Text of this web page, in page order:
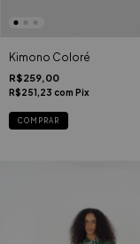
Kimono Coloré
R$259,00
R$251,23 com Pix
COMPRAR